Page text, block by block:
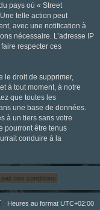
pays où « Street
telle action peut
avec une notification à
nécessaire. L’adresse IP
respecter ces
le droit de supprimer,
à tout moment, à notre
que toutes les
une base de données.
à un tiers sans votre
pourront être tenus
conduire à la
Heures au format UTC+02:00